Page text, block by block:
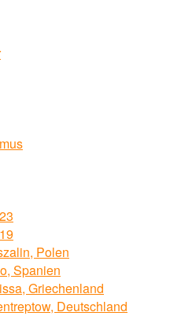
Polen
Spanien
Griechenland
Deutschland